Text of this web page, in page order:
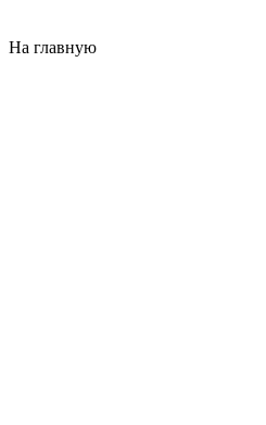
На главную